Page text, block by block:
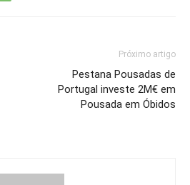
Próximo artigo
Pestana Pousadas de
Portugal investe 2M€ em
Pousada em Óbidos